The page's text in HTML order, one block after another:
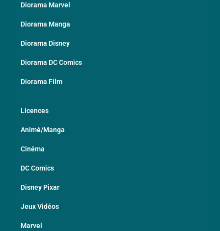
Diorama Marvel
Diorama Manga
Diorama Disney
Diorama DC Comics
Diorama Film
Licences
Animé/Manga
Cinéma
DC Comics
Disney Pixar
Jeux Vidéos
Marvel